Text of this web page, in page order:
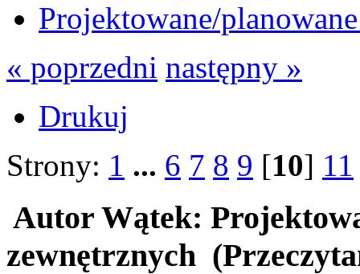
Projektowane/
« poprzedni następny »
Drukuj
Strony: 1 ... 6 7 8 9 [10] 11
Autor Wątek:
zewnętrznych